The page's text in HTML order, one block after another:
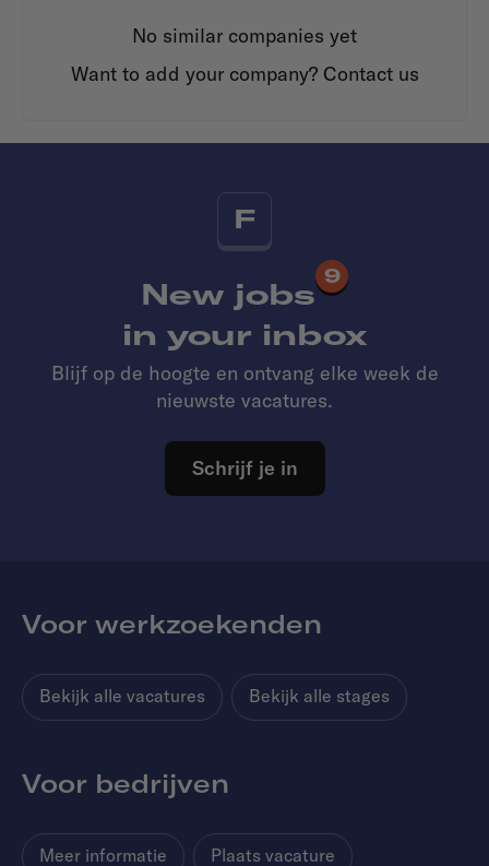
No similar companies yet
Want to add your company? Contact us
F
New jobs
9
in your inbox
Blijf op de hoogte en ontvang elke week de
nieuwste vacatures.
Schrijf je in
Voor werkzoekenden
Bekijk alle vacatures Bekijk alle stages
Voor bedrijven
Meer informatie Plaats vacature